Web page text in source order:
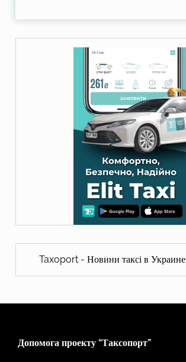
Taxoport - Новини таксі в Украине
Допомога проекту “Таксопорт”